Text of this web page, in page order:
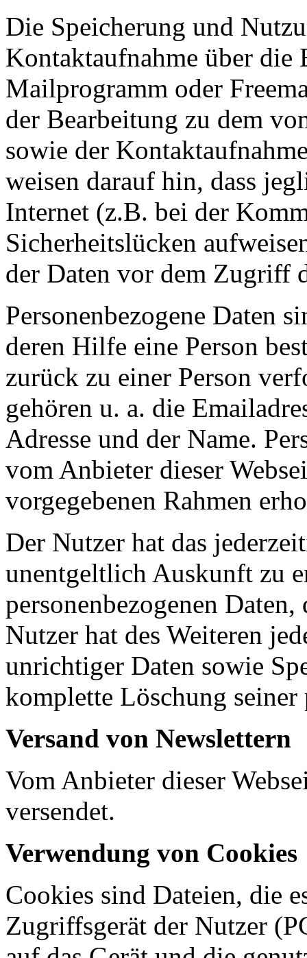
Die Speicherung und
Kontaktaufnahme über die
Mailprogramm oder
der Bearbeitung zu dem
sowie der
weisen darauf hin, dass
Internet (z.B. bei der
Sicherheitslücken
der Daten vor dem Zugriff
Personenbezogene Daten
deren Hilfe eine Person
zurück zu einer Person
gehören u. a. die
Adresse und der Name.
vom Anbieter dieser
vorgegebenen Rahmen
Der Nutzer hat das
unentgeltlich Auskunft zu
personenbezogenen
Nutzer hat des Weiteren
unrichtiger Daten sowie
komplette Löschung seiner
Versand von Newslettern
Vom Anbieter dieser
versendet.
Verwendung von Cookies
Cookies sind Dateien, die
Zugriffsgerät der Nutzer